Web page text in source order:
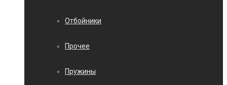
Отбойники
Прочее
Пружины